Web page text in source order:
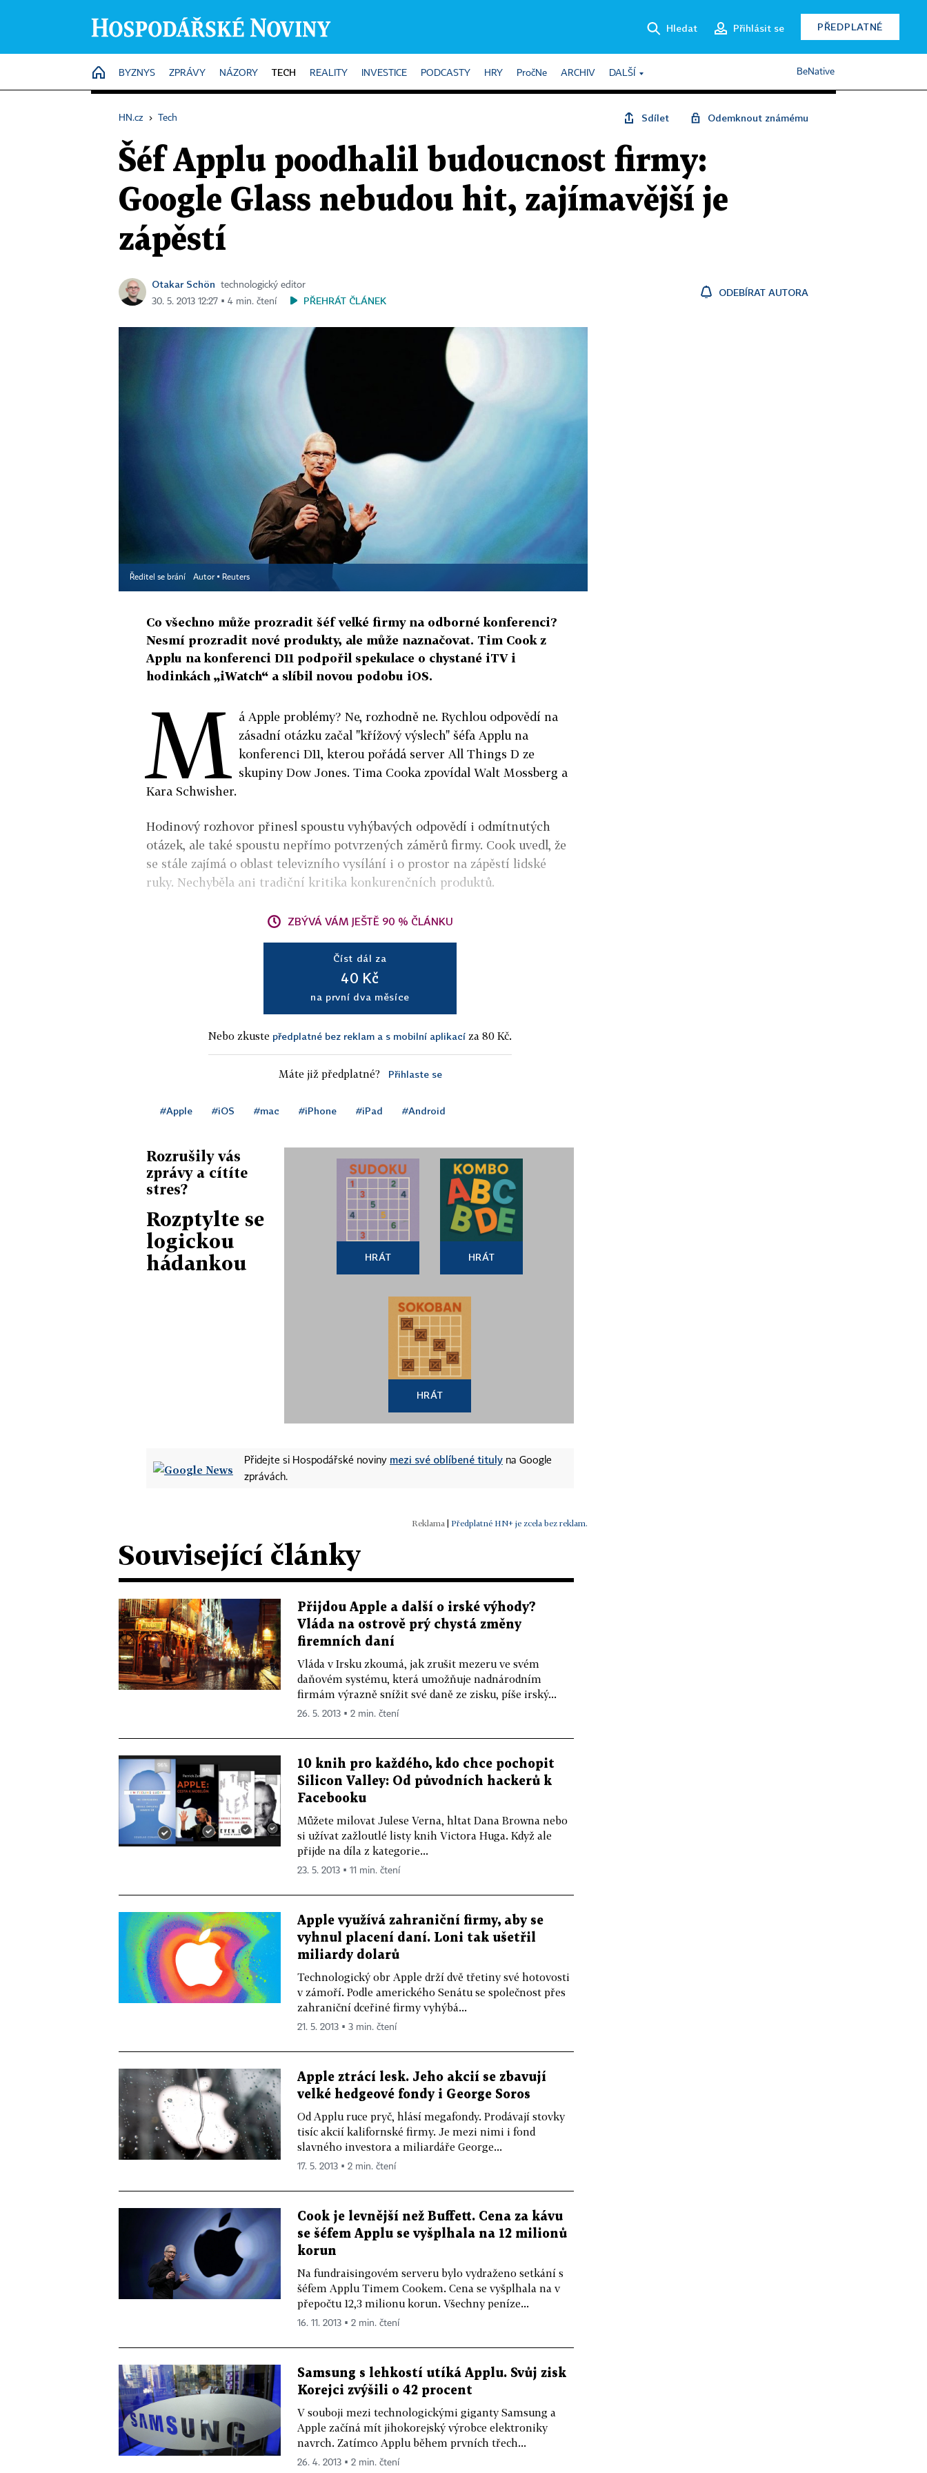
Hledat Přihlásit se PŘEDPLATNÉ
HOME
BYZNYS ZPRÁVY NÁZORY TECH REALITY INVESTICE PODCASTY HRY PročNe ARCHIV DALŠÍ BeNative
HN.cz › Tech Sdílet Odemknout známému
Šéf Applu poodhalil budoucnost firmy:
Google Glass nebudou hit, zajímavější je
zápěstí
Otakar Schön
technologický editor
30. 5. 2013 12:27 ▪ 4 min. čtení
PŘEHRÁT ČLÁNEK
ODEBÍRAT AUTORA
Ředitel se brání Autor ▪ Reuters
Co všechno může prozradit šéf velké firmy na odborné konferenci?
Nesmí prozradit nové produkty, ale může naznačovat. Tim Cook z
Applu na konferenci D11 podpořil spekulace o chystané iTV i
hodinkách „iWatch“ a slíbil novou podobu iOS.
M á Apple problémy? Ne, rozhodně ne. Rychlou odpovědí na
zásadní otázku začal "křížový výslech" šéfa Applu na
konferenci D11, kterou pořádá server All Things D ze
skupiny Dow Jones. Tima Cooka zpovídal Walt Mossberg a
Kara Schwisher.
Hodinový rozhovor přinesl spoustu vyhýbavých odpovědí i odmítnutých
otázek, ale také spoustu nepřímo potvrzených záměrů firmy. Cook uvedl, že
se stále zajímá o oblast televizního vysílání i o prostor na zápěstí lidské
ruky. Nechyběla ani tradiční kritika konkurenčních produktů.
ZBÝVÁ VÁM JEŠTĚ 90 % ČLÁNKU
Číst dál za
40 Kč
na první dva měsíce
Nebo zkuste předplatné bez reklam a s mobilní aplikací za 80 Kč.
Máte již předplatné? Přihlaste se
#Apple #iOS #mac #iPhone #iPad #Android
Rozrušily vás
zprávy a cítíte
stres?
Rozptylte se
logickou
hádankou
HRÁT HRÁT
HRÁT
Přidejte si Hospodářské noviny mezi své oblíbené tituly na Google
zprávách.
| Předplatné HN+ je zcela bez reklam.
Související články
Přijdou Apple a další o irské výhody?
Vláda na ostrově prý chystá změny
firemních daní
Vláda v Irsku zkoumá, jak zrušit mezeru ve svém
daňovém systému, která umožňuje nadnárodním
firmám výrazně snížit své daně ze zisku, píše irský...
26. 5. 2013 ▪ 2 min. čtení
10 knih pro každého, kdo chce pochopit
Silicon Valley: Od původních hackerů k
Facebooku
Můžete milovat Julese Verna, hltat Dana Browna nebo
si užívat zažloutlé listy knih Victora Huga. Když ale
přijde na díla z kategorie...
23. 5. 2013 ▪ 11 min. čtení
Apple využívá zahraniční firmy, aby se
vyhnul placení daní. Loni tak ušetřil
miliardy dolarů
Technologický obr Apple drží dvě třetiny své hotovosti
v zámoří. Podle amerického Senátu se společnost přes
zahraniční dceřiné firmy vyhýbá...
21. 5. 2013 ▪ 3 min. čtení
Apple ztrácí lesk. Jeho akcií se zbavují
velké hedgeové fondy i George Soros
Od Applu ruce pryč, hlásí megafondy. Prodávají stovky
tisíc akcií kalifornské firmy. Je mezi nimi i fond
slavného investora a miliardáře George...
17. 5. 2013 ▪ 2 min. čtení
Cook je levnější než Buffett. Cena za kávu
se šéfem Applu se vyšplhala na 12 milionů
korun
Na fundraisingovém serveru bylo vydraženo setkání s
šéfem Applu Timem Cookem. Cena se vyšplhala na v
přepočtu 12,3 milionu korun. Všechny peníze...
16. 11. 2013 ▪ 2 min. čtení
Samsung s lehkostí utíká Applu. Svůj zisk
Korejci zvýšili o 42 procent
V souboji mezi technologickými giganty Samsung a
Apple začíná mít jihokorejský výrobce elektroniky
navrch. Zatímco Applu během prvních třech...
26. 4. 2013 ▪ 2 min. čtení